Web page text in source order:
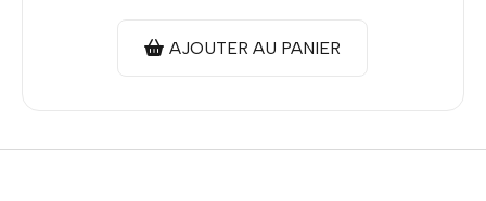
AJOUTER AU PANIER